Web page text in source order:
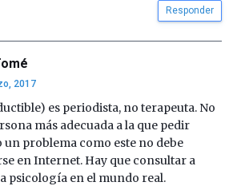
Responder
2017
es periodista, no terapeuta. No
más adecuada a la que pedir
un problema como este no debe
en Internet. Hay que consultar a
psicología en el mundo real.